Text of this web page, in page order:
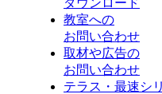
教室への
お問い合わせ
取材や広告の
お問い合わせ
テラス・最速シ